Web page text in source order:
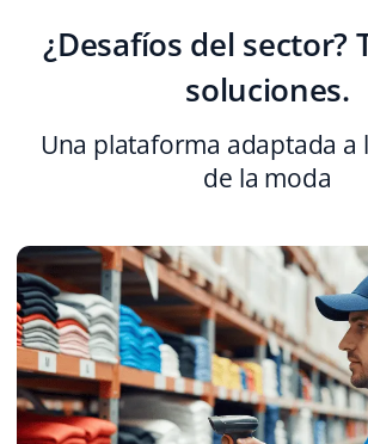
română
¿Desafíos del sector?
soluciones.
Una plataforma adaptada a
de la moda